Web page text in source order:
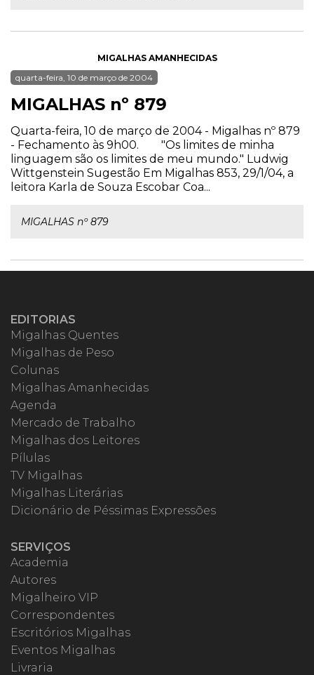
MIGALHAS AMANHECIDAS
quarta-feira, 10 de março de 2004
MIGALHAS nº 879
Quarta-feira, 10 de março de 2004 - Migalhas nº 879
- Fechamento às 9h00. "Os limites de minha
linguagem são os limites de meu mundo." Ludwig
Wittgenstein Sugestão Em Migalhas 853, 29/1/04, a
leitora Karla de Souza Escobar Coa...
MIGALHAS nº 879
EDITORIAS
Migalhas Quentes
Migalhas de Peso
Colunas
Migalhas Amanhecidas
Agenda
Mercado de Trabalho
Migalhas dos Leitores
Pílulas
TV Migalhas
Migalhas Literárias
Dicionário de Péssimas Expressões
SERVIÇOS
Academia
Autores
Migalheiro VIP
Correspondentes
Escritórios Migalhas
Eventos Migalhas
Livraria